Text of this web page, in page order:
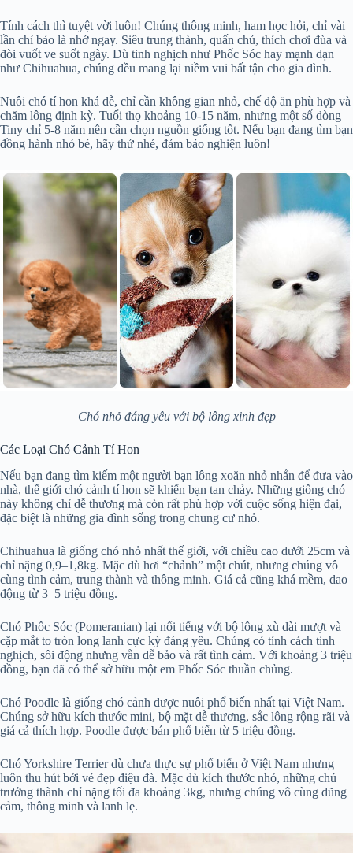
Tính cách thì tuyệt vời luôn! Chúng thông minh, ham học hỏi, chỉ vài
lần chỉ bảo là nhớ ngay. Siêu trung thành, quấn chủ, thích chơi đùa và
đòi vuốt ve suốt ngày. Dù tinh nghịch như Phốc Sóc hay mạnh dạn
như Chihuahua, chúng đều mang lại niềm vui bất tận cho gia đình.
Nuôi chó tí hon khá dễ, chỉ cần không gian nhỏ, chế độ ăn phù hợp và
chăm lông định kỳ. Tuổi thọ khoảng 10-15 năm, nhưng một số dòng
Tiny chỉ 5-8 năm nên cần chọn nguồn giống tốt. Nếu bạn đang tìm bạn
đồng hành nhỏ bé, hãy thử nhé, đảm bảo nghiện luôn!
Chó nhỏ đáng yêu với bộ lông xinh đẹp
Các Loại Chó Cảnh Tí Hon
Nếu bạn đang tìm kiếm một người bạn lông xoăn nhỏ nhắn để đưa vào
nhà, thế giới chó cảnh tí hon sẽ khiến bạn tan chảy. Những giống chó
này không chỉ dễ thương mà còn rất phù hợp với cuộc sống hiện đại,
đặc biệt là những gia đình sống trong chung cư nhỏ.
Chihuahua là giống chó nhỏ nhất thế giới, với chiều cao dưới 25cm và
chỉ nặng 0,9–1,8kg. Mặc dù hơi “chảnh” một chút, nhưng chúng vô
cùng tình cảm, trung thành và thông minh. Giá cả cũng khá mềm, dao
động từ 3–5 triệu đồng.
Chó Phốc Sóc (Pomeranian) lại nổi tiếng với bộ lông xù dài mượt và
cặp mắt to tròn long lanh cực kỳ đáng yêu. Chúng có tính cách tinh
nghịch, sôi động nhưng vẫn dễ bảo và rất tình cảm. Với khoảng 3 triệu
đồng, bạn đã có thể sở hữu một em Phốc Sóc thuần chủng.
Chó Poodle là giống chó cảnh được nuôi phổ biến nhất tại Việt Nam.
Chúng sở hữu kích thước mini, bộ mặt dễ thương, sắc lông rộng rãi và
giá cả thích hợp. Poodle được bán phổ biến từ 5 triệu đồng.
Chó Yorkshire Terrier dù chưa thực sự phổ biến ở Việt Nam nhưng
luôn thu hút bởi vẻ đẹp điệu đà. Mặc dù kích thước nhỏ, những chú
trưởng thành chỉ nặng tối đa khoảng 3kg, nhưng chúng vô cùng dũng
cảm, thông minh và lanh lẹ.